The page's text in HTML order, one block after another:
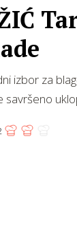
izbor za
savršeno